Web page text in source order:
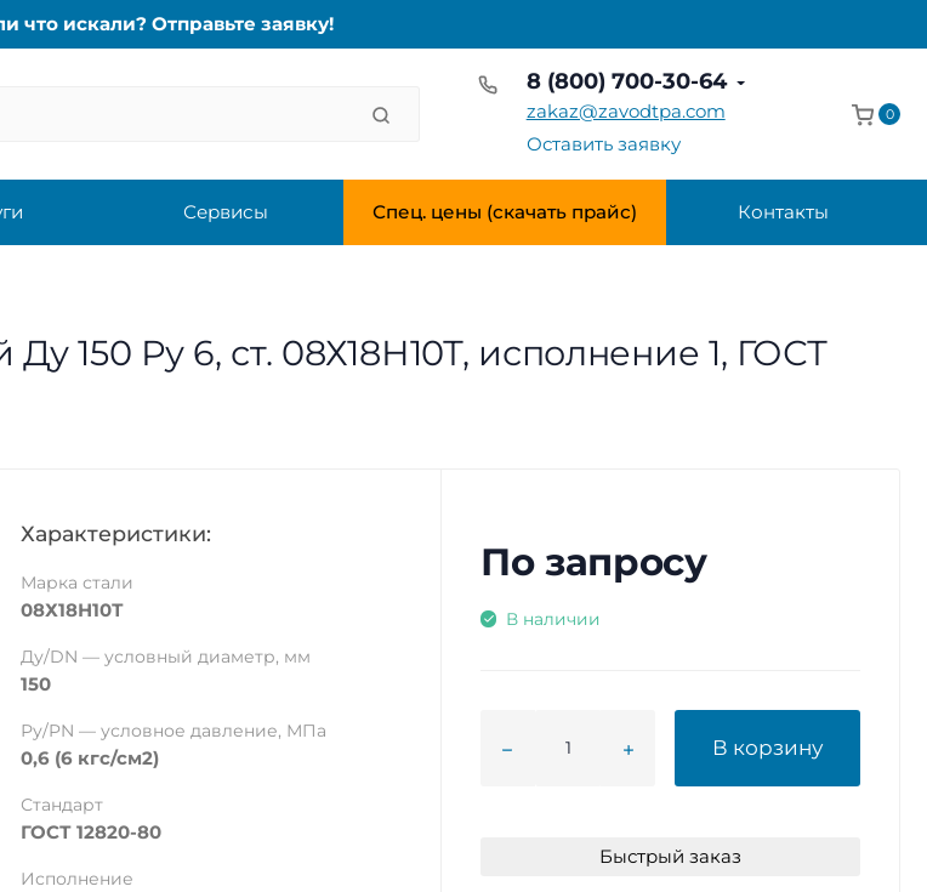
что искали? Отправьте заявку!
8 (800) 700-30-64
zakaz@zavodtpa.com
Оставить заявку
0
Сервисы Спец. цены (скачать прайс) Контакты
150 Ру 6, ст. 08Х18Н10Т, исполнение 1, ГОСТ
Характеристики:
Марка стали
08Х18Н10Т
Ду/DN — условный диаметр, мм
150
Ру/PN — условное давление, МПа
0,6 (6 кгс/см2)
Стандарт
ГОСТ 12820-80
Исполнение
По запросу
В наличии
В корзину
Быстрый заказ